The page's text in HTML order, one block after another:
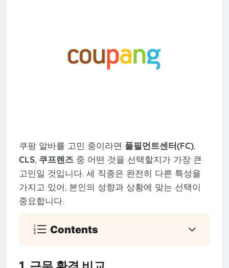
쿠팡 알바를 고민 중이라면 풀필먼트센터(FC),
CLS, 쿠프렌즈중 어떤 것을 선택할지가 가장 큰
고민일 것입니다. 세 직종은 완전히 다른 특성을
가지고 있어, 본인의 성향과 상황에 맞는 선택이
중요합니다.
Contents